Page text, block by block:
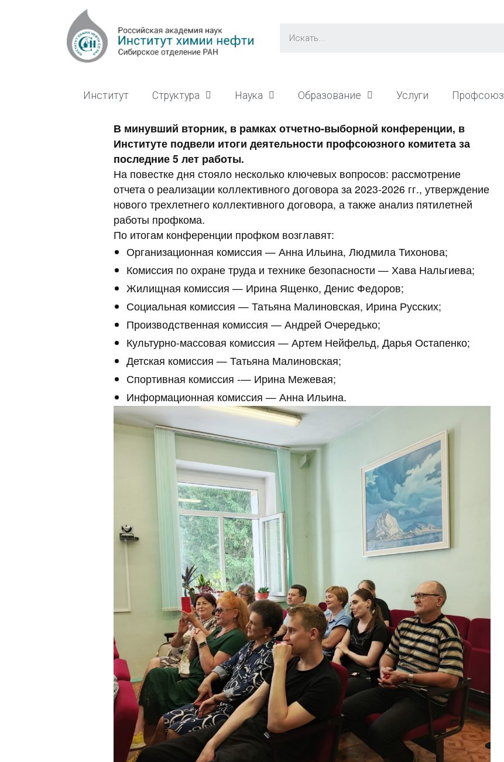
Институт Структура Наука Образование Услуги Профсоюз
В минувший вторник, в рамках отчетно-выборной конференции, в
Институте подвели итоги деятельности профсоюзного комитета за
последние 5 лет работы.
На повестке дня стояло несколько ключевых вопросов: рассмотрение
отчета о реализации коллективного договора за 2023-2026 гг., утверждение
нового трехлетнего коллективного договора, а также анализ пятилетней
работы профкома.
По итогам конференции профком возглавят:
Организационная комиссия — Анна Ильина, Людмила Тихонова;
Комиссия по охране труда и технике безопасности — Хава Нальгиева;
Жилищная комиссия — Ирина Ященко, Денис Федоров;
Социальная комиссия — Татьяна Малиновская, Ирина Русских;
Производственная комиссия — Андрей Очередько;
Культурно-массовая комиссия — Артем Нейфельд, Дарья Остапенко;
Детская комиссия — Татьяна Малиновская;
Спортивная комиссия -— Ирина Межевая;
Информационная комиссия — Анна Ильина.